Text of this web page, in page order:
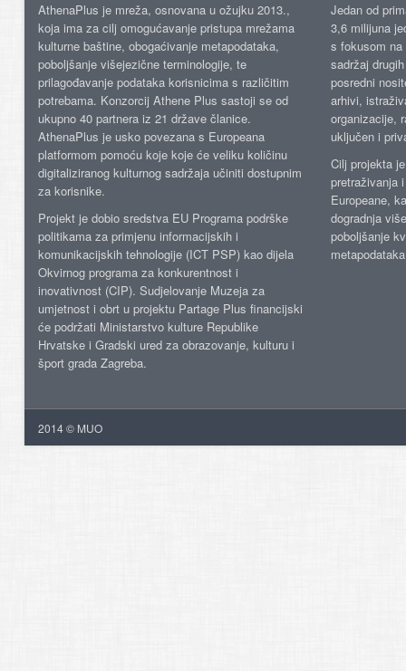
AthenaPlus je mreža, osnovana u ožujku 2013.,
koja ima za cilj omogućavanje pristupa mrežama
kulturne baštine, obogaćivanje metapodataka,
poboljšanje višejezične terminologije, te
prilagođavanje podataka korisnicima s različitim
potrebama. Konzorcij Athene Plus sastoji se od
ukupno 40 partnera iz 21 države članice.
AthenaPlus je usko povezana s Europeana
platformom pomoću koje koje će veliku količinu
digitaliziranog kulturnog sadržaja učiniti dostupnim
za korisnike.
Projekt je dobio sredstva EU Programa podrške
politikama za primjenu informacijskih i
komunikacijskih tehnologije (ICT PSP) kao dijela
Okvirnog programa za konkurentnost i
inovativnost (CIP). Sudjelovanje Muzeja za
umjetnost i obrt u projektu Partage Plus financijski
će podržati Ministarstvo kulture Republike
Hrvatske i Gradski ured za obrazovanje, kulturu i
šport grada Zagreba.
Jedan od
3,6 milijuna
s fokusom
sadržaj
posredni
arhivi,
organizacije,
uključen i
Cilj projekta
pretraživanja
Europeane,
dogradnja
poboljšanje
2014 © MUO